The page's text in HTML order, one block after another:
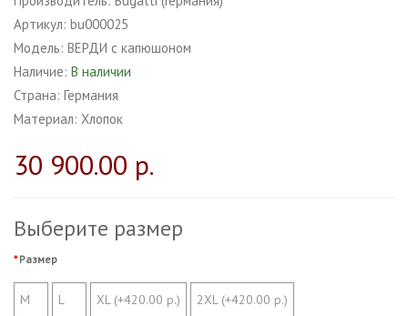
Артикул: bu000025
Модель: ВЕРДИ с капюшоном
Наличие: В наличии
Страна: Германия
Материал: Хлопок
30 900.00 р.
Выберите размер
Размер
M L XL (+420.00 р.) 2XL (+420.00 р.)